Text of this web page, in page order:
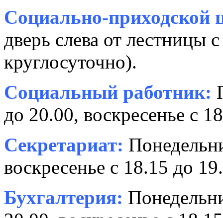
Социально-приходской
дверь слева от лестницы
круглосуточно).
Социальный работник:
до 20.00, воскресенье с
Секретариат:
воскресенье с 18.15 до
Бухгалтерия: